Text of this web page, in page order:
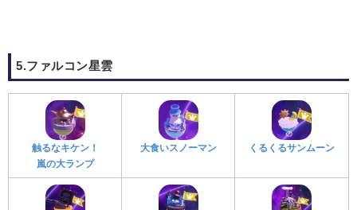
5.ファルコン星雲
触るなキケン！
嵐の大ランプ
大食いスノーマン くるくるサンムーン